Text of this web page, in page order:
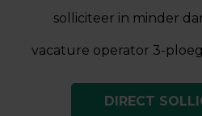
solliciteer in minder
vacature operator 3-
DIRECT